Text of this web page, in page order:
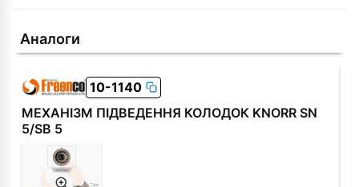
Аналоги
10-1140
МЕХАНІЗМ ПІДВЕДЕННЯ КОЛОДОК KNORR SN
5/SB 5